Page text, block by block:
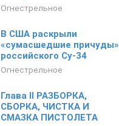
Огнестрельное
В США раскрыли
«сумасшедшие причуды»
российского Су-34
Огнестрельное
Глава II РАЗБОРКА,
СБОРКА, ЧИСТКА И
СМАЗКА ПИСТОЛЕТА